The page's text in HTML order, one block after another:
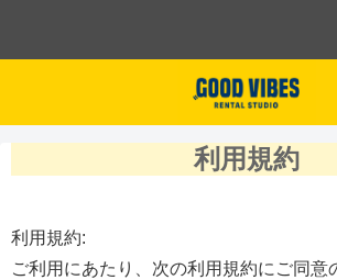
利用規約
利用規約:
ご利用にあたり、次の利用規約にご同意